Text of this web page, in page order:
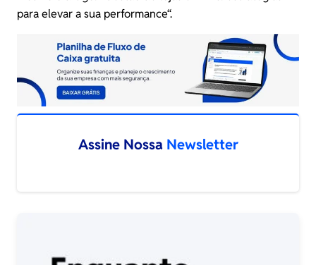
para elevar a sua performance“.
Assine Nossa Newsletter